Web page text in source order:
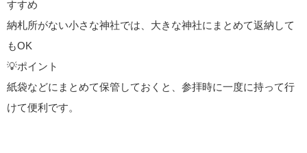
すすめ
納札所がない小さな神社では、大きな神社にまとめて返納して
もOK
💡ポイント
紙袋などにまとめて保管しておくと、参拝時に一度に持って行
けて便利です。